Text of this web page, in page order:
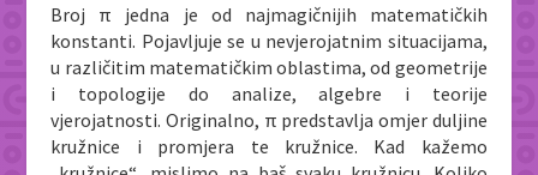
Broj π jedna je od najmagičnijih matematičkih
konstanti. Pojavljuje se u nevjerojatnim situacijama,
u različitim matematičkim oblastima, od geometrije
i topologije do analize, algebre i teorije
vjerojatnosti. Originalno, π predstavlja omjer duljine
kružnice i promjera te kružnice. Kad kažemo